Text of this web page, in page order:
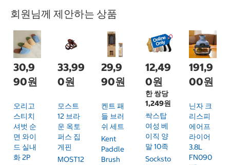
회원님께 제안하는 상품
30,9
90원
오리고
스티치
셔벗 순
면 와이
드 실내
화 2P
33,99
0원
모스트
12 브라
운 옥토
퍼스 집
게핀
MOST12
29,9
90원
켄트 패
들 브러
쉬 세트
Kent
Paddle
Brush
12,49
0원
한 쌍당
1,249원
싹스탑
여성 베
이직 양
말 10족
Socksto
191,9
00원
닌자 크
리스피
에어프
라이어
3.8L
FN090